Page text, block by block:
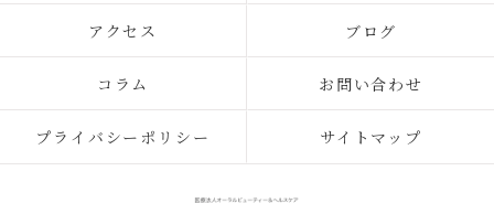
アクセス ブログ
コラム お問い合わせ
プライバシーポリシー サイトマップ